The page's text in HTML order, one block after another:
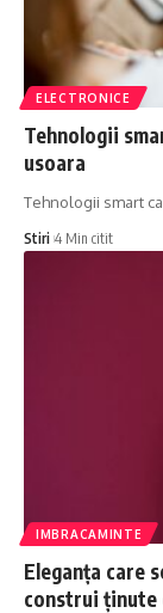
ELECTRONICE
Tehnologii
usoara
Tehnologii smart
Stiri 4 Min citit
IMBRACAMINTE
Eleganța care
construi ținute